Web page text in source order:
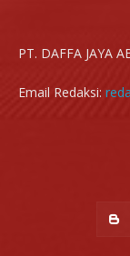
PT. DAFFA JAYA
Email Redaksi: